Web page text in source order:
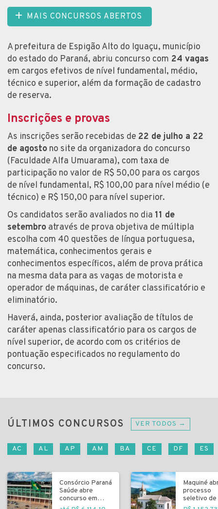
MAIS CONCURSOS ABERTOS
A prefeitura de Espigão Alto do Iguaçu, município
do estado do Paraná, abriu concurso com 24 vagas
em cargos efetivos de nível fundamental, médio,
técnico e superior, além da formação de cadastro
de reserva.
Inscrições e provas
As inscrições serão recebidas de 22 de julho a 22
de agosto no site da organizadora do concurso
(Faculdade Alfa Umuarama), com taxa de
participação no valor de R$ 50,00 para os cargos
de nível fundamental, R$ 100,00 para nível médio (e
técnico) e R$ 150,00 para nível superior.
Os candidatos serão avaliados no dia 11 de
setembro através de prova objetiva de múltipla
escolha com 40 questões de língua portuguesa,
matemática, conhecimentos gerais e
conhecimentos específicos, além de prova prática
na mesma data para as vagas de motorista e
operador de máquinas, de caráter classificatório e
eliminatório.
Haverá, ainda, posterior avaliação de títulos de
caráter apenas classificatório para os cargos de
nível superior, de acordo com os critérios de
pontuação especificados no regulamento do
concurso.
ÚLTIMOS CONCURSOS VER TODOS →
AC AL AP AM BA CE DF ES
Consórcio Paraná
Saúde abre
concurso em
Curitiba
Maquiné
processo
seletivo de